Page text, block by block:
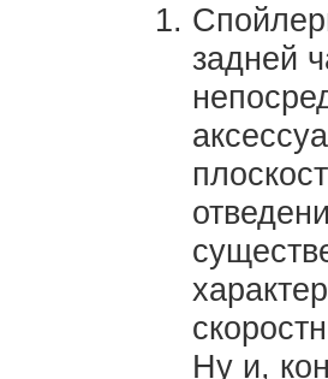
задней
Ну и,